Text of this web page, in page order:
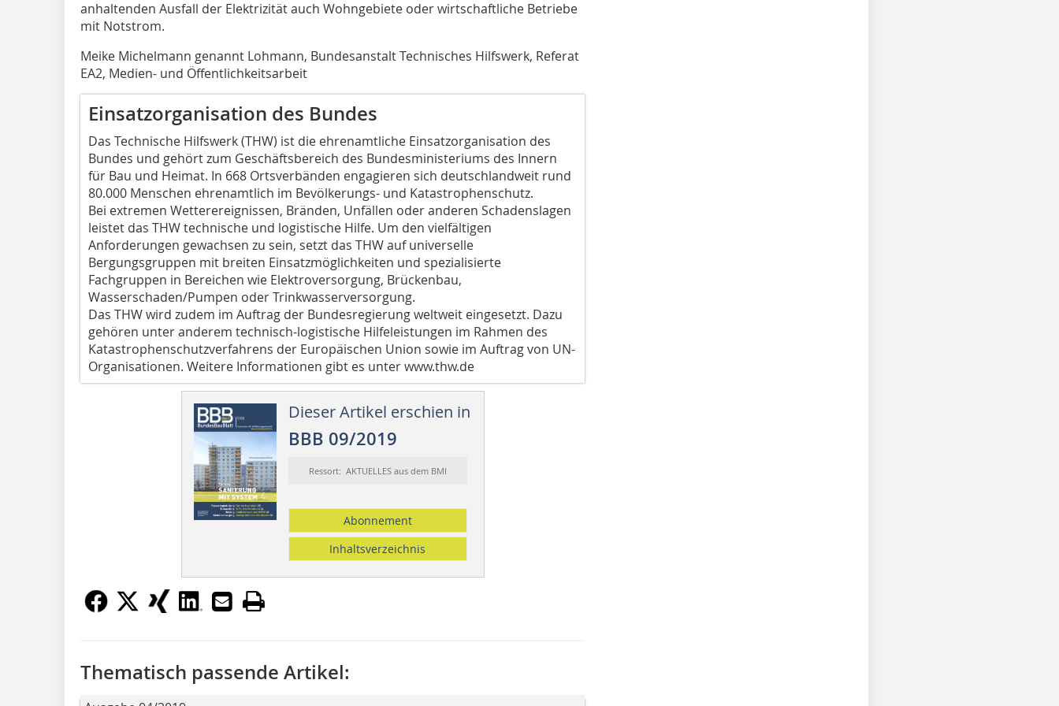
anhaltenden Ausfall der Elektrizität auch Wohngebiete oder wirtschaftliche Betriebe
mit Notstrom.
Meike Michelmann genannt Lohmann, Bundesanstalt Technisches Hilfswerk, Referat
EA2, Medien- und Öffentlichkeitsarbeit
Einsatzorganisation des Bundes
Das Technische Hilfswerk (THW) ist die ehrenamtliche Einsatzorganisation des
Bundes und gehört zum Geschäftsbereich des Bundesministeriums des Innern
für Bau und Heimat. In 668 Ortsverbänden engagieren sich deutschlandweit rund
80.000 Menschen ehrenamtlich im Bevölkerungs- und Katastrophenschutz.
Bei extremen Wetterereignissen, Bränden, Unfällen oder anderen Schadenslagen
leistet das THW technische und logistische Hilfe. Um den vielfältigen
Anforderungen gewachsen zu sein, setzt das THW auf universelle
Bergungsgruppen mit breiten Einsatzmöglichkeiten und spezialisierte
Fachgruppen in Bereichen wie Elektroversorgung, Brückenbau,
Wasserschaden/Pumpen oder Trinkwasserversorgung.
Das THW wird zudem im Auftrag der Bundesregierung weltweit eingesetzt. Dazu
gehören unter anderem technisch-logistische Hilfeleistungen im Rahmen des
Katastrophenschutzverfahrens der Europäischen Union sowie im Auftrag von UN-
Organisationen. Weitere Informationen gibt es unter www.thw.de
Dieser Artikel erschien in
BBB 09/2019
Ressort: AKTUELLES aus dem BMI
Abonnement
Inhaltsverzeichnis
Thematisch passende Artikel: